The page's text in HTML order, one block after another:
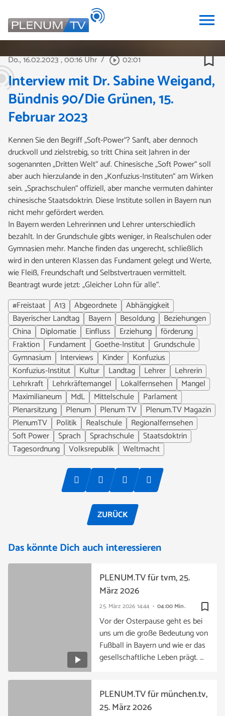
menu
Do., 16.02.2023, 00:16 Uhr / play_circle_outline02:01 bookmark_border
Interview mit Dr. Sabine Weigand,
Bündnis 90/Die Grünen, 15.
Februar 2023
Kennen Sie den Begriff „Soft-Power“? Sanft, aber dennoch
druckvoll und zielstrebig, so tritt China seit Jahren in der
sogenannten „Dritten Welt“ auf. Chinesische „Soft Power“ soll
aber auch hierzulande in den „Konfuzius-Instituten“ am Wirken
sein. „Sprachschulen“ offiziell, aber manche vermuten dahinter
chinesische Staatsdoktrin. Diese Institute sollen in Bayern nun
nicht mehr gefördert werden.
In Bayern werden Lehrerinnen und Lehrer unterschiedlich
bezahlt. In der Grundschule gibts weniger, in Realschulen oder
Gymnasien mehr. Manche finden das ungerecht, schließlich
wird in den unteren Klassen das Fundament gelegt und Werte,
wie Fleiß, Freundschaft und Selbstvertrauen vermittelt.
Beantragt wurde jetzt: „Gleicher Lohn für alle“.
#Freistaat
A13 Abgeordnete
Abhängigkeit
Bayerischer Landtag
Bayern Besoldung
Beziehungen
China
Diplomatie Einfluss Erziehung
förderung
Fraktion
Fundament Goethe-Institut
Grundschule
Gymnasium
Interviews Kinder
Konfuzius
Konfuzius-Institut
Kultur Landtag Lehrer
Lehrerin
Lehrkraft
Lehrkräftemangel Lokalfernsehen
Mangel
Maximilianeum
MdL Mittelschule
Parlament
Plenarsitzung
Plenum Plenum TV
Plenum.TV Magazin
PlenumTV
Politik Realschule
Regionalfernsehen
Soft Power
Sprach Sprachschule
Staatsdoktrin
Tagesordnung
Volksrepublik Weltmacht
ZURÜCK
Das könnte Dich auch interessieren
bookmark_border
25. März 2026 14:44 04:00 Min.
PLENUM.TV für tvm, 25.
März 2026
Vor der Osterpause geht es bei
uns um die große Bedeutung von
Fußball in Bayern und wie er das
gesellschaftliche Leben prägt. …
PLENUM.TV für münchen.tv,
25. März 2026